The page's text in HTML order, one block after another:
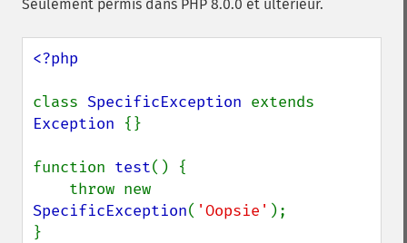
Seulement permis dans PHP 8.0.0 et ultérieur.
<?php
class SpecificException
Exception {}
function test() {
SpecificException( 'Oopsie' );
}